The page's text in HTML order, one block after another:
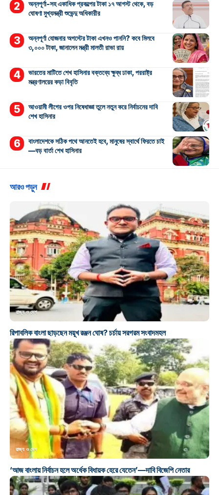
অন্নপূর্ণা-সহ একাধিক প্রকল্পের টাকা ১৭ আগস্ট থেকে, বড়
ঘোষণা মুখ্যমন্ত্রী শুভেন্দু অধিকারীর
অন্নপূর্ণা যোজনার অগস্টের টাকা এখনও পাননি? কবে মিলবে
৩,০০০ টাকা, জানালেন মন্ত্রী মালতী রাভা রায়
ভারতের মাটিতে শেখ হাসিনার বক্তব্যে ক্ষুব্ধ ঢাকা, পররাষ্ট্র
মন্ত্রণালয়ের কড়া বিবৃতি
আওয়ামী লীগের ওপর নিষেধাজ্ঞা তুলে নতুন করে নির্বাচনের দাবি
শেখ হাসিনার
বাংলাদেশকে সঠিক পথে আনতেই হবে, মানুষের স্বার্থে ফিরতে চাই
—বড় বার্তা শেখ হাসিনার
আরও পড়ুন
রাজ্য ও দেশ
রিপাবলিক বাংলা ছাড়ছেন ময়ূখ রঞ্জন ঘোষ? চর্চায় সরগরম সংবাদমহল
রাজ্য ও দেশ
‘আজ বাংলায় নির্বাচন হলে অর্ধেক বিধায়ক হেরে যেতেন’—দাবি বিজেপি নেতার